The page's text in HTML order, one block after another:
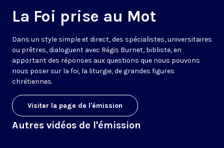
La Foi prise au Mot
Dans un style simple et direct, des spécialistes, universitaires
ou prêtres, dialoguent avec Régis Burnet, bibliste, en
apportant des réponses aux questions que nous pouvons
nous poser sur la foi, la liturgie, de grandes figures
chrétiennes.
Visiter la page de l'émission
Autres vidéos de l'émission